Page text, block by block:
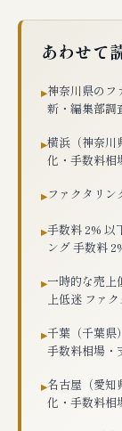
あわせて
▸神奈川県のフ
新・編集部調
▸横浜（神奈川
化・手数料相
▸ファクタリ
▸手数料 2% 以
ング 手数料
▸一時的な売上
上低迷 ファ
▸千葉（千葉県
手数料相場・
▸名古屋（愛知
化・手数料相